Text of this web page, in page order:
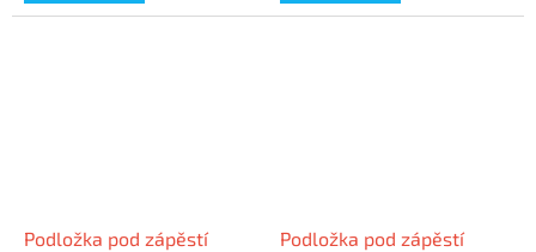
Podložka pod zápěstí
Podložka pod zápěstí